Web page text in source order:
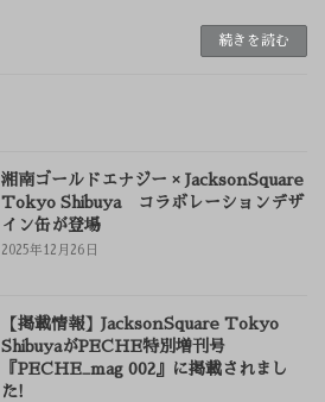
続きを読む
湘南ゴールドエナジー × JacksonSquare
Tokyo Shibuya コラボレーションデザ
イン缶が登場
2025年12月26日
【掲載情報】JacksonSquare Tokyo
ShibuyaがPECHE特別増刊号
『PECHE_mag 002』に掲載されまし
た!